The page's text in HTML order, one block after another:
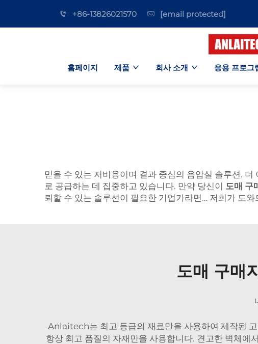
+86-13826021570 [email protected]
홈페이지 제품 회사 소개 응용 프로그
믿을 수 있는 저비용이며 결과 중심의 음압실 솔루션.
로 공급하는 데 집중하고 있습니다. 만약 당신이 도매 구
뢰할 수 있는 솔루션이 필요한 기업가라면… 저희가 도와
도매 구매
Anlaitech는 최고 등급의 재료만을 사용하여 제작된
항상 최고 품질의 자재만을 사용합니다. 견고한 벽체에